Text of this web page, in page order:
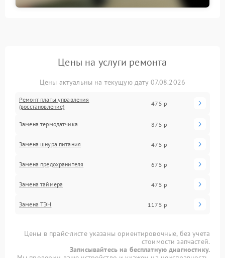
Цены на услуги ремонта
Цены актуальны на текущую дату 07.08.2026
Ремонт платы управления
(восстановление)
475 р
Замена термодатчика 875 р
Замена шнура питания 475 р
Замена предохранителя 675 р
Замена таймера 475 р
Замена ТЭН 1175 р
Цены в прайс-листе указаны ориентировочные, без учета
стоимости запчастей.
Записывайтесь на бесплатную диагностику.